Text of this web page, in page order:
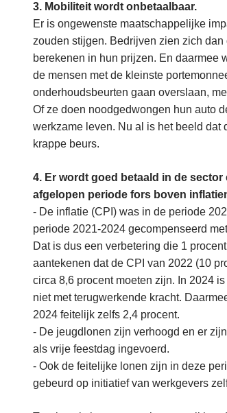
3. Mobiliteit wordt onbetaalbaar.
Er is ongewenste maatschappelijke
zouden stijgen. Bedrijven zien zich
berekenen in hun prijzen. En daarmee
de mensen met de kleinste
onderhoudsbeurten gaan overslaan,
Of ze doen noodgedwongen hun auto
werkzame leven. Nu al is het beeld dat
krappe beurs.
4. Er wordt goed betaald in de
afgelopen periode fors boven
- De inflatie (CPI) was in de periode
periode 2021-2024 gecompenseerd
Dat is dus een verbetering die 1
aantekenen dat de CPI van 2022 (10
circa 8,6 procent moeten zijn. In 2024
niet met terugwerkende kracht.
2024 feitelijk zelfs 2,4 procent.
- De jeugdlonen zijn verhoogd en er
als vrije feestdag ingevoerd.
- Ook de feitelijke lonen zijn in deze
gebeurd op initiatief van werkgevers